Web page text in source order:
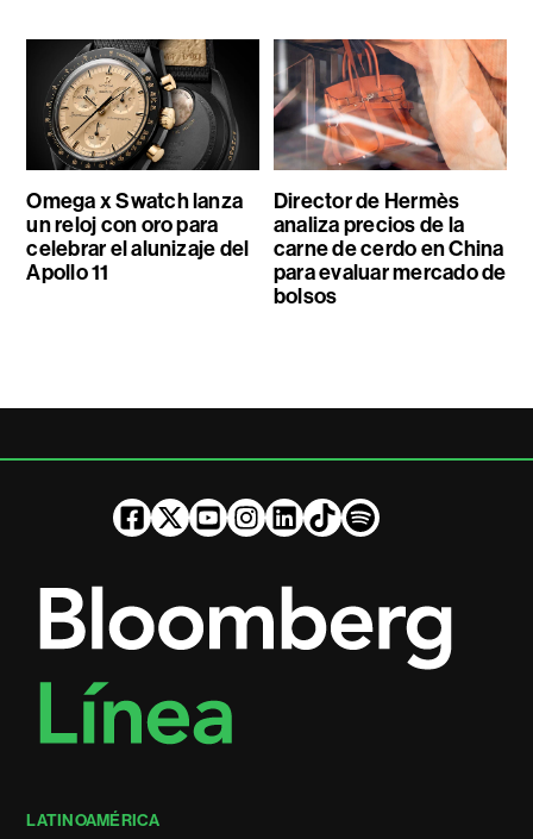
Omega x Swatch lanza
un reloj con oro para
celebrar el alunizaje del
Apollo 11
Director de Hermès
analiza precios de la
carne de cerdo en China
para evaluar mercado de
bolsos
LATINOAMÉRICA